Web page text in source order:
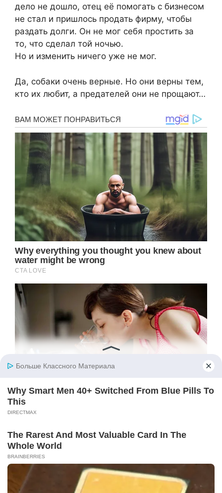
дело не дошло, отец её помогать с бизнесом
не стал и пришлось продать фирму, чтобы
раздать долги. Он не мог себя простить за
то, что сделал той ночью.
Но и изменить ничего уже не мог.
Да, собаки очень верные. Но они верны тем,
кто их любит, а предателей они не прощают…